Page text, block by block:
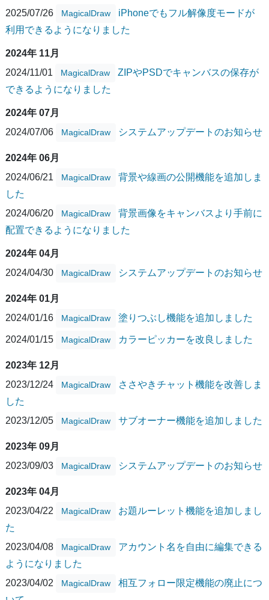
2025/07/26
MagicalDraw
iPhoneでもフル解像度モードが
利用できるようになりました
2024年 11月
2024/11/01
MagicalDraw
ZIPやPSDでキャンバスの保存が
できるようになりました
2024年 07月
2024/07/06
MagicalDraw システムアップデートのお知らせ
2024年 06月
2024/06/21
MagicalDraw
背景や線画の公開機能を追加しま
した
2024/06/20
MagicalDraw
背景画像をキャンバスより手前に
配置できるようになりました
2024年 04月
2024/04/30
MagicalDraw システムアップデートのお知らせ
2024年 01月
2024/01/16
MagicalDraw 塗りつぶし機能を追加しました
2024/01/15 MagicalDraw カラーピッカーを改良しました
2023年 12月
2023/12/24
MagicalDraw
ささやきチャット機能を改善しま
した
2023/12/05
MagicalDraw サブオーナー機能を追加しました
2023年 09月
2023/09/03
MagicalDraw システムアップデートのお知らせ
2023年 04月
2023/04/22
MagicalDraw
お題ルーレット機能を追加しまし
た
2023/04/08
MagicalDraw
アカウント名を自由に編集できる
ようになりました
2023/04/02
MagicalDraw
相互フォロー限定機能の廃止につ